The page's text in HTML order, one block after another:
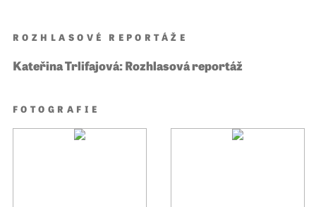
ROZHLASOVÉ REPORTÁŽE
Kateřina Trlifajová: Rozhlasová reportáž
FOTOGRAFIE